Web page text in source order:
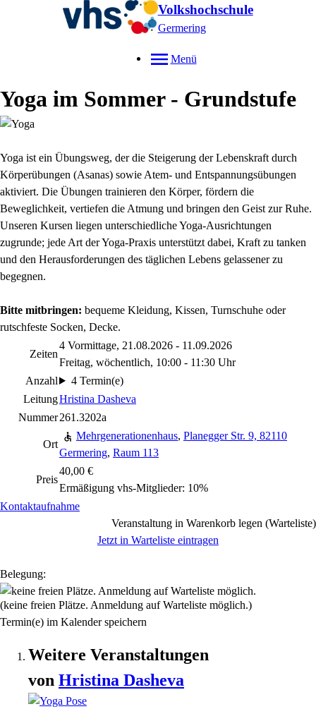
Volkshochschule
Germering
Menü
Yoga im Sommer - Grundstufe
Yoga ist ein Übungsweg, der die Steigerung der Lebenskraft durch
Körperübungen (Asanas) sowie Atem- und Entspannungsübungen
aktiviert. Die Übungen trainieren den Körper, fördern die
Beweglichkeit, vertiefen die Atmung und bringen den Geist zur Ruhe.
Unseren Kursen liegen unterschiedliche Yoga-Ausrichtungen
zugrunde; jede Art der Yoga-Praxis unterstützt dabei, Kraft zu tanken
und den Herausforderungen des täglichen Lebens gelassener zu
begegnen.
Bitte mitbringen: bequeme Kleidung, Kissen, Turnschuhe oder
rutschfeste Socken, Decke.
Zeiten
4 Vormittage, 21.08.2026 - 11.09.2026
Freitag, wöchentlich, 10:00 - 11:30 Uhr
Anzahl
4 Termin(e)
LeitungHristina Dasheva
Nummer261.3202a
Ort
Mehrgenerationenhaus, Planegger Str. 9, 82110
Germering, Raum 113
Preis
40,00 €
Ermäßigung vhs-Mitglieder: 10%
Kontaktaufnahme
Veranstaltung in Warenkorb legen (Warteliste)
Jetzt in Warteliste eintragen
Belegung:
(keine freien Plätze. Anmeldung auf Warteliste möglich.)
Termin(e) im Kalender speichern
Weitere Veranstaltungen
von Hristina Dasheva